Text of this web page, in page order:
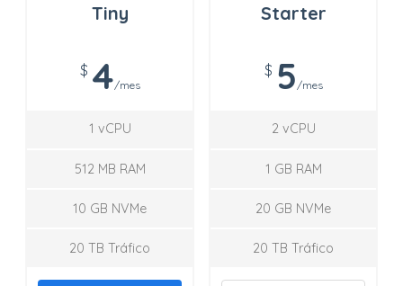
Tiny
$ 4/mes
1 vCPU
512 MB RAM
10 GB NVMe
20 TB Tráfico
Starter
$ 5 /mes
2 vCPU
1 GB RAM
20 GB NVMe
20 TB Tráfico